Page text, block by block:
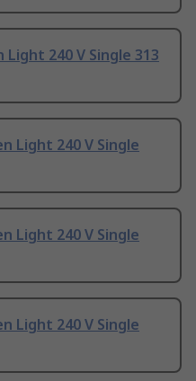
Light 240 V Single 313
Light 240 V Single
Light 240 V Single
Light 240 V Single